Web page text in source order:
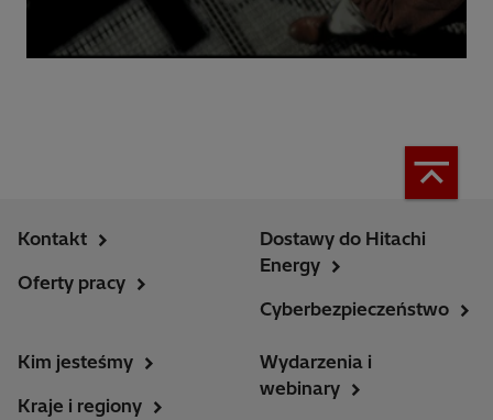
Kontakt
Oferty pracy
Dostawy do Hitachi
Energy
Cyberbezpieczeństwo
Kim jesteśmy
Kraje i regiony
Wydarzenia i
webinary